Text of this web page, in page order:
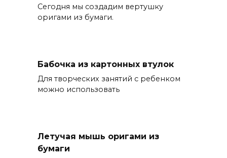
Сегодня мы создадим вертушку
оригами из бумаги.
Бабочка из картонных втулок
Для творческих занятий с ребенком
можно использовать
Летучая мышь оригами из
бумаги